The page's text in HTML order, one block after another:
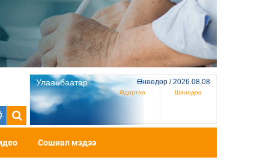
Улаанбаатар Өнөөдөр / 2026.08.08
Өдөртөө Шөнөдөө
Сошиал мэдээ